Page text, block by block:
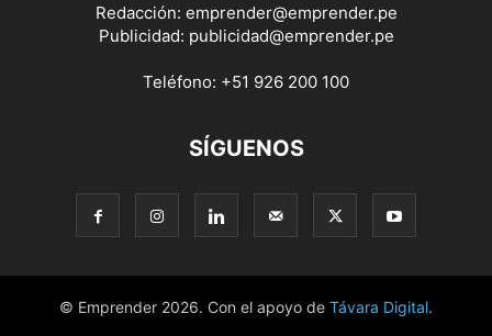
Redacción: emprender@emprender.pe
Publicidad: publicidad@emprender.pe
Teléfono: +51 926 200 100
SÍGUENOS
© Emprender 2026. Con el apoyo de Távara Digital.